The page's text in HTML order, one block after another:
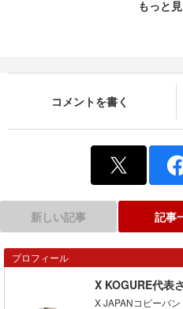
もっと
コメントを書く
新しい記事 記事
プロフィール
X KOGURE代表
X JAPANコピーバ